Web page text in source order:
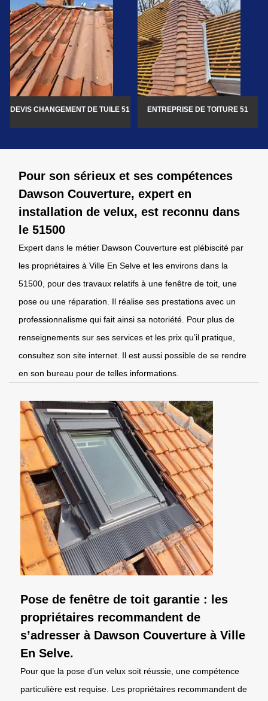
DEVIS CHANGEMENT DE TUILE 51 ENTREPRISE DE TOITURE 51
Pour son sérieux et ses compétences
Dawson Couverture, expert en
installation de velux, est reconnu dans
le 51500
Expert dans le métier Dawson Couverture est plébiscité par
les propriétaires à Ville En Selve et les environs dans la
51500, pour des travaux relatifs à une fenêtre de toit, une
pose ou une réparation. Il réalise ses prestations avec un
professionnalisme qui fait ainsi sa notoriété. Pour plus de
renseignements sur ses services et les prix qu’il pratique,
consultez son site internet. Il est aussi possible de se rendre
en son bureau pour de telles informations.
Pose de fenêtre de toit garantie : les
propriétaires recommandent de
s’adresser à Dawson Couverture à Ville
En Selve.
Pour que la pose d’un velux soit réussie, une compétence
particulière est requise. Les propriétaires recommandent de